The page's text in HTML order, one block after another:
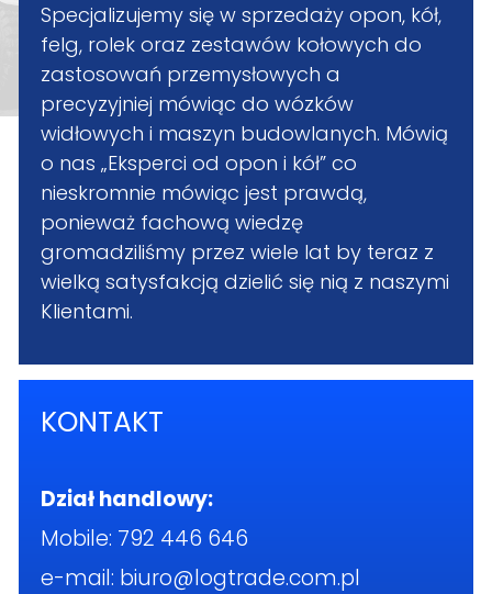
Specjalizujemy się w sprzedaży opon, kół,
felg, rolek oraz zestawów kołowych do
zastosowań przemysłowych a
precyzyjniej mówiąc do wózków
widłowych i maszyn budowlanych. Mówią
o nas „Eksperci od opon i kół” co
nieskromnie mówiąc jest prawdą,
ponieważ fachową wiedzę
gromadziliśmy przez wiele lat by teraz z
wielką satysfakcją dzielić się nią z naszymi
Klientami.
KONTAKT
Dział handlowy:
Mobile: 792 446 646
e-mail: biuro@logtrade.com.pl